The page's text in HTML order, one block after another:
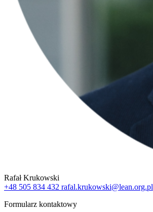
Rafał Krukowski
+48 505 834 432 rafal.krukowski@lean.org.pl
Formularz kontaktowy